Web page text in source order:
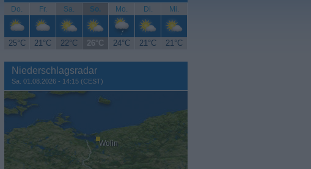
Do. Fr. Sa. So. Mo. Di. Mi.
25°C 21°C 22°C 26°C 24°C 21°C 21°C
Niederschlagsradar
Sa. 01.08.2026 - 14:15 (CEST)
Wolin